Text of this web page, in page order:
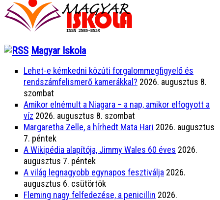
Magyar Iskola
Lehet-e kémkedni közúti forgalommegfigyelő és
rendszámfelismerő kamerákkal? 2026. augusztus 8.
szombat
Amikor elnémult a Niagara – a nap, amikor elfogyott a
víz 2026. augusztus 8. szombat
Margaretha Zelle, a hírhedt Mata Hari 2026. augusztus
7. péntek
A Wikipédia alapítója, Jimmy Wales 60 éves 2026.
augusztus 7. péntek
A világ legnagyobb egynapos fesztiválja 2026.
augusztus 6. csütörtök
Fleming nagy felfedezése, a penicillin 2026.